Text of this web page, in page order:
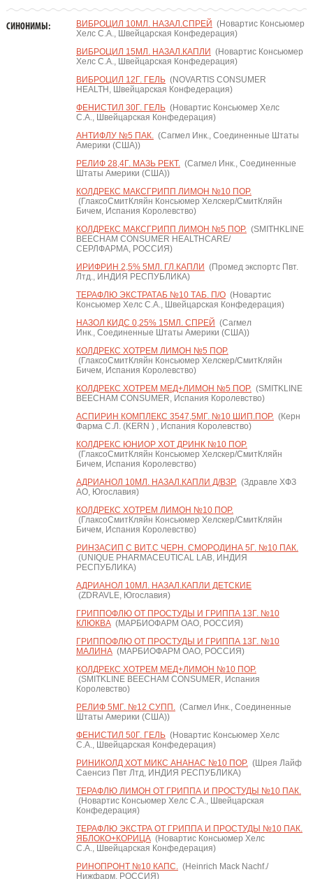
СИНОНИМЫ: ВИБРОЦИЛ 10МЛ. НАЗАЛ.СПРЕЙ (Новартис Консьюмер
Хелс С.А., Швейцарская Конфедерация)
ВИБРОЦИЛ 15МЛ. НАЗАЛ.КАПЛИ (Новартис Консьюмер
Хелс С.А., Швейцарская Конфедерация)
ВИБРОЦИЛ 12Г. ГЕЛЬ(NOVARTIS CONSUMER
HEALTH, Швейцарская Конфедерация)
ФЕНИСТИЛ 30Г. ГЕЛЬ(Новартис Консьюмер Хелс
С.А., Швейцарская Конфедерация)
АНТИФЛУ №5 ПАК.(Сагмел Инк., Соединенные Штаты
Америки (США))
РЕЛИФ 28,4Г. МАЗЬ РЕКТ.(Сагмел Инк., Соединенные
Штаты Америки (США))
КОЛДРЕКС МАКСГРИПП ЛИМОН №10 ПОР.
(ГлаксоСмитКляйн Консьюмер Хелскер/СмитКляйн
Бичем, Испания Королевство)
КОЛДРЕКС МАКСГРИПП ЛИМОН №5 ПОР.(SMITHKLINE
BEECHAM CONSUMER HEALTHCARE/
СЕРЛФАРМА, РОССИЯ)
ИРИФРИН 2,5% 5МЛ. ГЛ.КАПЛИ (Промед экспортс Пвт.
Лтд., ИНДИЯ РЕСПУБЛИКА)
ТЕРАФЛЮ ЭКСТРАТАБ №10 ТАБ. П/О(Новартис
Консьюмер Хелс С.А., Швейцарская Конфедерация)
НАЗОЛ КИДС 0,25% 15МЛ. СПРЕЙ (Сагмел
Инк., Соединенные Штаты Америки (США))
КОЛДРЕКС ХОТРЕМ ЛИМОН №5 ПОР.
(ГлаксоСмитКляйн Консьюмер Хелскер/СмитКляйн
Бичем, Испания Королевство)
КОЛДРЕКС ХОТРЕМ МЕД+ЛИМОН №5 ПОР.(SMITKLINE
BEECHAM CONSUMER, Испания Королевство)
АСПИРИН КОМПЛЕКС 3547,5МГ. №10 ШИП.ПОР.(Керн
Фарма С.Л. (KERN ) , Испания Королевство)
КОЛДРЕКС ЮНИОР ХОТ ДРИНК №10 ПОР.
(ГлаксоСмитКляйн Консьюмер Хелскер/СмитКляйн
Бичем, Испания Королевство)
АДРИАНОЛ 10МЛ. НАЗАЛ.КАПЛИ Д/ВЗР.(Здравле ХФЗ
АО, Югославия)
КОЛДРЕКС ХОТРЕМ ЛИМОН №10 ПОР.
(ГлаксоСмитКляйн Консьюмер Хелскер/СмитКляйн
Бичем, Испания Королевство)
РИНЗАСИП С ВИТ.С ЧЕРН. СМОРОДИНА 5Г. №10 ПАК.
(UNIQUE PHARMACEUTICAL LAB, ИНДИЯ
РЕСПУБЛИКА)
АДРИАНОЛ 10МЛ. НАЗАЛ.КАПЛИ ДЕТСКИЕ
(ZDRAVLE, Югославия)
ГРИППОФЛЮ ОТ ПРОСТУДЫ И ГРИППА 13Г. №10
КЛЮКВА(МАРБИОФАРМ ОАО, РОССИЯ)
ГРИППОФЛЮ ОТ ПРОСТУДЫ И ГРИППА 13Г. №10
МАЛИНА(МАРБИОФАРМ ОАО, РОССИЯ)
КОЛДРЕКС ХОТРЕМ МЕД+ЛИМОН №10 ПОР.
(SMITKLINE BEECHAM CONSUMER, Испания
Королевство)
РЕЛИФ 5МГ. №12 СУПП.(Сагмел Инк., Соединенные
Штаты Америки (США))
ФЕНИСТИЛ 50Г. ГЕЛЬ(Новартис Консьюмер Хелс
С.А., Швейцарская Конфедерация)
РИНИКОЛД ХОТ МИКС АНАНАС №10 ПОР.(Шрея Лайф
Саенсиз Пвт Лтд, ИНДИЯ РЕСПУБЛИКА)
ТЕРАФЛЮ ЛИМОН ОТ ГРИППА И ПРОСТУДЫ №10 ПАК.
(Новартис Консьюмер Хелс С.А., Швейцарская
Конфедерация)
ТЕРАФЛЮ ЭКСТРА ОТ ГРИППА И ПРОСТУДЫ №10 ПАК.
ЯБЛОКО+КОРИЦА(Новартис Консьюмер Хелс
С.А., Швейцарская Конфедерация)
РИНОПРОНТ №10 КАПС.(Heinrich Mack Nachf./
Нижфарм, РОССИЯ)